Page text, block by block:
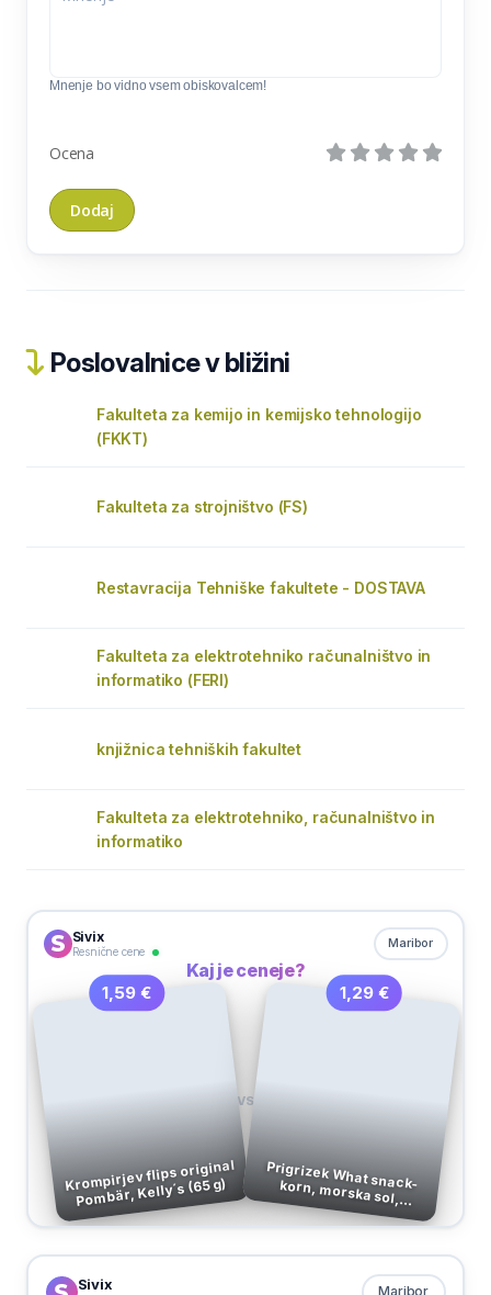
Mnenje bo vidno vsem obiskovalcem!
Ocena
Poslovalnice v bližini
Fakulteta za kemijo in kemijsko tehnologijo
(FKKT)
Fakulteta za strojništvo (FS)
Restavracija Tehniške fakultete - DOSTAVA
Fakulteta za elektrotehniko računalništvo in
informatiko (FERI)
knjižnica tehniških fakultet
Fakulteta za elektrotehniko, računalništvo in
informatiko
Sivix
Resnične cene
Maribor
Kaj je ceneje?
1,59 €
Krompirjev flips original
Pombär, Kelly´s (65 g)
VS
1,29 €
Prigrizek What snack-korn, morska sol, brez.glutena, 50g
Sivix Maribor